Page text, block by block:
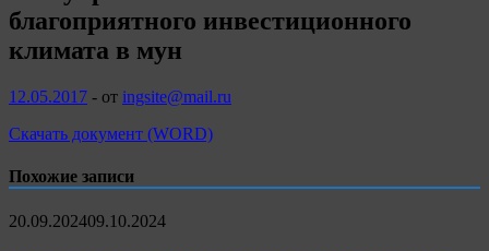
благоприятного инвестиционного
климата в мун
12.05.2017 - от ingsite@mail.ru
Скачать документ (WORD)
Похожие записи
20.09.202409.10.2024